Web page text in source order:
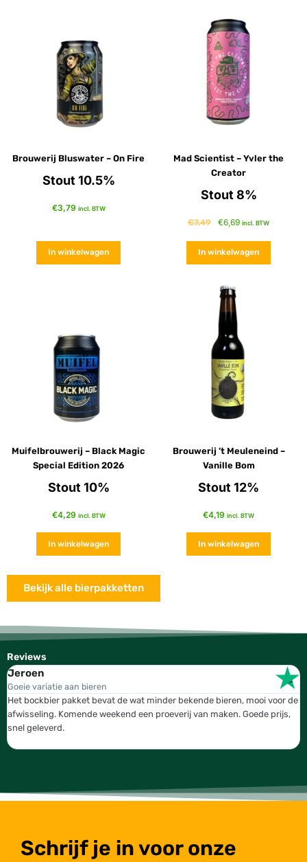
Brouwerij Bluswater – On Fire
Stout 10.5%
€3,79 incl. BTW
In winkelwagen
Mad Scientist – Yvler the
Creator
Stout 8%
€7,49 €6,69 incl. BTW
In winkelwagen
Muifelbrouwerij – Black Magic
Special Edition 2026
Stout 10%
€4,29 incl. BTW
In winkelwagen
Brouwerij ’t Meuleneind –
Vanille Bom
Stout 12%
€4,19 incl. BTW
In winkelwagen
Bekijk alle bierpakketten
Reviews
Jeroen
Goeie variatie aan bieren
Het bockbier pakket bevat de wat minder bekende bieren, mooi voor de
afwisseling. Komende weekend een proeverij van maken. Goede prijs,
snel geleverd.
Schrijf je in voor onze